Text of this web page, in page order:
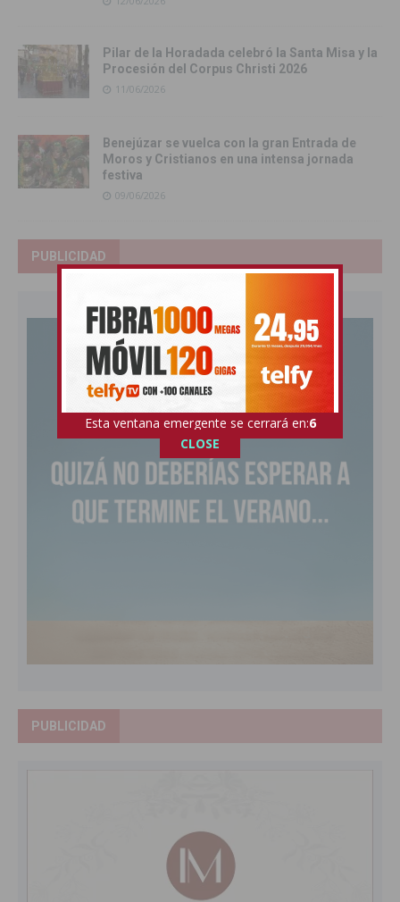
Pilar de la Horadada celebró la Santa Misa y la
Procesión del Corpus Christi 2026
11/06/2026
Benejúzar se vuelca con la gran Entrada de
Moros y Cristianos en una intensa jornada
festiva
09/06/2026
PUBLICIDAD
PUBLICIDAD
Esta ventana emergente se cerrará en:5
CLOSE